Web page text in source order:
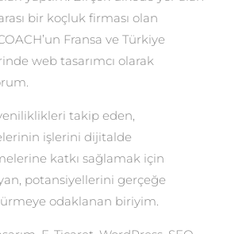
bir koçluk firması olan
Fransa ve Türkiye
web tasarımcı olarak
takip eden,
işlerini dijitalde
katkı sağlamak için
potansiyellerini gerçeğe
odaklanan biriyim.